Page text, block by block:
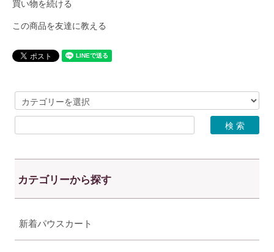
買い物を続ける
この商品を友達に教える
カテゴリーから探す
新着パウスカート